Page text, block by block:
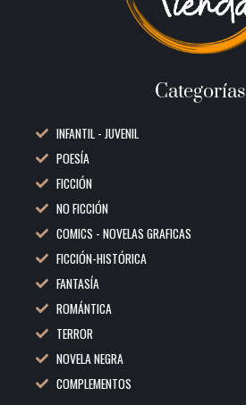
Categorías
INFANTIL - JUVENIL
POESÍA
FICCIÓN
NO FICCIÓN
COMICS - NOVELAS GRAFICAS
FICCIÓN-HISTÓRICA
FANTASÍA
ROMÁNTICA
TERROR
NOVELA NEGRA
COMPLEMENTOS